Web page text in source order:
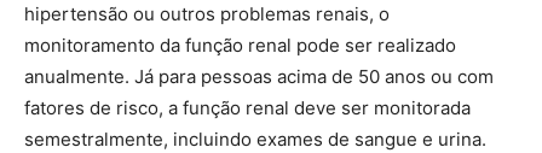
hipertensão ou outros problemas renais, o
monitoramento da função renal pode ser realizado
anualmente. Já para pessoas acima de 50 anos ou com
fatores de risco, a função renal deve ser monitorada
semestralmente, incluindo exames de sangue e urina.